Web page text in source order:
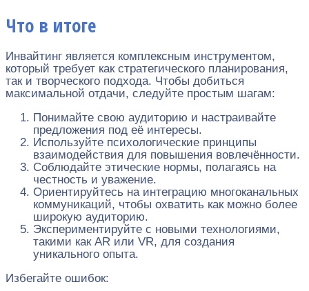
Что в итоге
Инвайтинг является комплексным инструментом,
который требует как стратегического планирования,
так и творческого подхода. Чтобы добиться
максимальной отдачи, следуйте простым шагам:
Понимайте свою аудиторию и настраивайте
предложения под её интересы.
Используйте психологические принципы
взаимодействия для повышения вовлечённости.
Соблюдайте этические нормы, полагаясь на
честность и уважение.
Ориентируйтесь на интеграцию многоканальных
коммуникаций, чтобы охватить как можно более
широкую аудиторию.
Экспериментируйте с новыми технологиями,
такими как AR или VR, для создания
уникального опыта.
Избегайте ошибок: